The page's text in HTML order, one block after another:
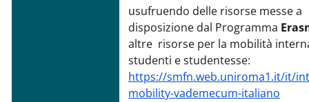
usufruendo delle risorse messe a
disposizione dal Programma
altre risorse per la mobilità
studenti e studentesse:
https://smfn.web.uniroma1.it/it/
mobility-vademecum-italiano